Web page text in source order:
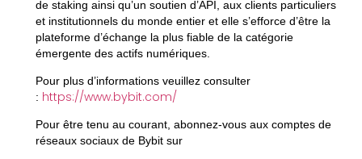
de staking ainsi qu’un soutien d’API, aux clients particuliers
et institutionnels du monde entier et elle s’efforce d’être la
plateforme d’échange la plus fiable de la catégorie
émergente des actifs numériques.
Pour plus d’informations veuillez consulter
: https://www.bybit.com/
Pour être tenu au courant, abonnez-vous aux comptes de
réseaux sociaux de Bybit sur